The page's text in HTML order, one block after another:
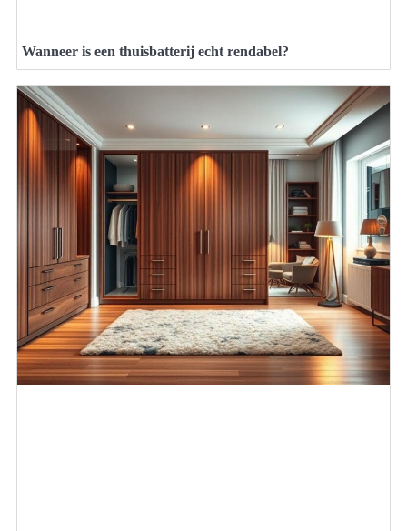
Wanneer is een thuisbatterij echt rendabel?